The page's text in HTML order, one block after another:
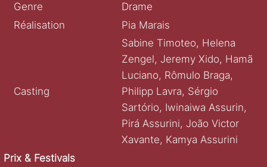
Genre
Drame
Réalisation
Pia Marais
Casting
Sabine Timoteo, Helena
Zengel, Jeremy Xido, Hamã
Luciano, Rômulo Braga,
Philipp Lavra, Sérgio
Sartório, Iwinaiwa Assurin,
Pirá Assurini, João Victor
Xavante, Kamya Assurini
Prix & Festivals